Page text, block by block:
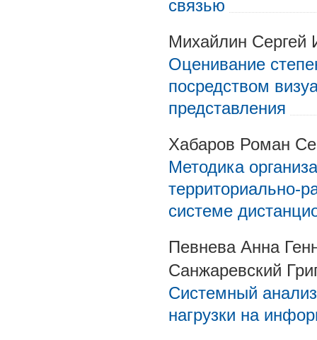
связью
Михайлин Сергей
Оценивание
посредством
представления
Хабаров Роман
Методика
территориально-
системе
Певнева Анна
Санжаревский
Системный
нагрузки на